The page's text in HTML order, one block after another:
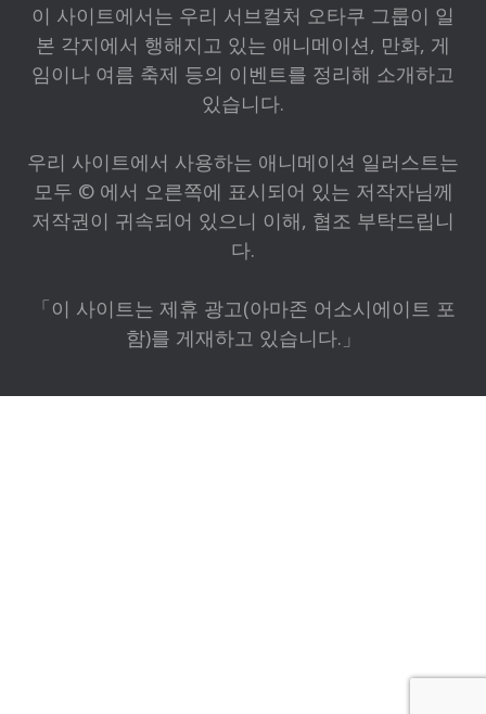
이 사이트에서는 우리 서브컬처 오타쿠 그룹이 일
본 각지에서 행해지고 있는 애니메이션, 만화, 게
임이나 여름 축제 등의 이벤트를 정리해 소개하고
있습니다.
우리 사이트에서 사용하는 애니메이션 일러스트는
모두 © 에서 오른쪽에 표시되어 있는 저작자님께
저작권이 귀속되어 있으니 이해, 협조 부탁드립니
다.
「이 사이트는 제휴 광고(아마존 어소시에이트 포
함)를 게재하고 있습니다.」